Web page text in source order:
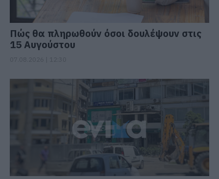
Πώς θα πληρωθούν όσοι δουλέψουν στις
15 Αυγούστου